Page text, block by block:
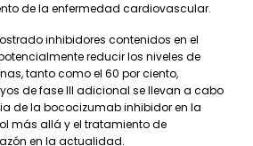
de la enfermedad cardiovascular.
inhibidores contenidos en el
reducir los niveles de
tanto como el 60 por ciento,
de fase III adicional se llevan a cabo
de la bococizumab inhibidor en la
más allá y el tratamiento de
en la actualidad.